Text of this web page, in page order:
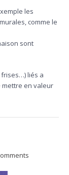
les
comme le
sont
frises…) liés a
mettre en valeur